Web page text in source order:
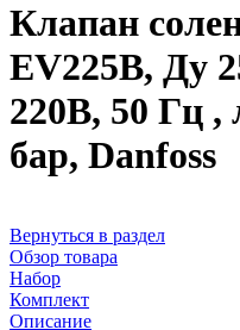
Клапан
EV225B, Ду
220B, 50 Гц ,
бар, Danfoss
Вернуться в раздел
Обзор товара
Набор
Комплект
Описание